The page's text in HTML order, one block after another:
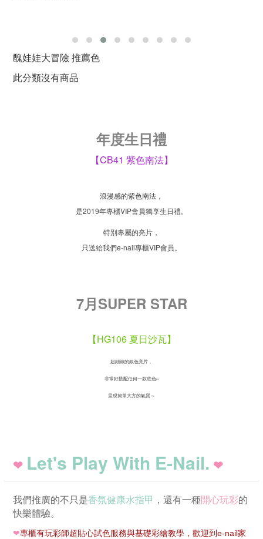
醜娃娃大冒險 推薦色
此分類沒有商品
年度生日禮
【CB41 紫色南法】
浪漫感的紫色南法，
是2019年專櫃VIP會員獨享生日禮。
特別專屬的亮片，
只送給我們e-nail專櫃VIP會員。
7月SUPER STAR
【HG106 夏日沙瓦】
超細緻的銀色亮片，
非常好搭配任何一款底色~
呈現簡單大方的氣質～
❤ Let's Play With E-Nail. ❤
我們推廣的不只是香氛健康水指甲 ，還有一種開心玩彩的
快樂體驗。
❤專櫃有玩彩師超貼心試色服務與基礎彩繪教學，歡迎到e-nail家